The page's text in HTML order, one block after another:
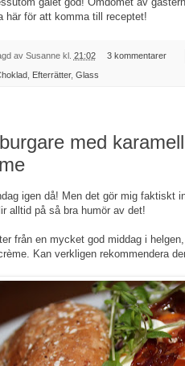
här för att komma till receptet!
av Susanne kl. 21:02 3 kommentarer
Efterrätter, Glass
med
igen då! Men det gör mig faktiskt
alltid på så bra humör av det!
från en mycket god middag i
Kan verkligen rekommendera